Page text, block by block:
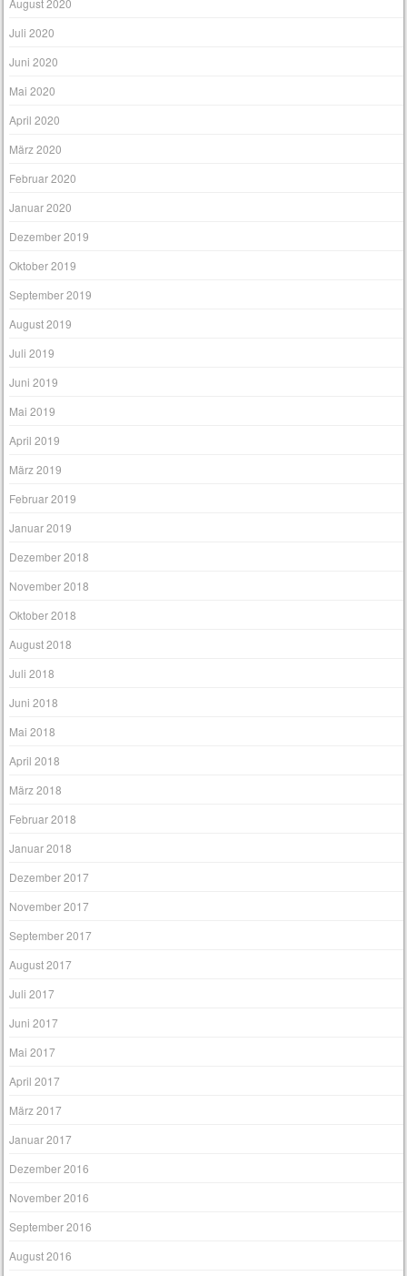
August 2020
Juli 2020
Juni 2020
Mai 2020
April 2020
März 2020
Februar 2020
Januar 2020
Dezember 2019
Oktober 2019
September 2019
August 2019
Juli 2019
Juni 2019
Mai 2019
April 2019
März 2019
Februar 2019
Januar 2019
Dezember 2018
November 2018
Oktober 2018
August 2018
Juli 2018
Juni 2018
Mai 2018
April 2018
März 2018
Februar 2018
Januar 2018
Dezember 2017
November 2017
September 2017
August 2017
Juli 2017
Juni 2017
Mai 2017
April 2017
März 2017
Januar 2017
Dezember 2016
November 2016
September 2016
August 2016